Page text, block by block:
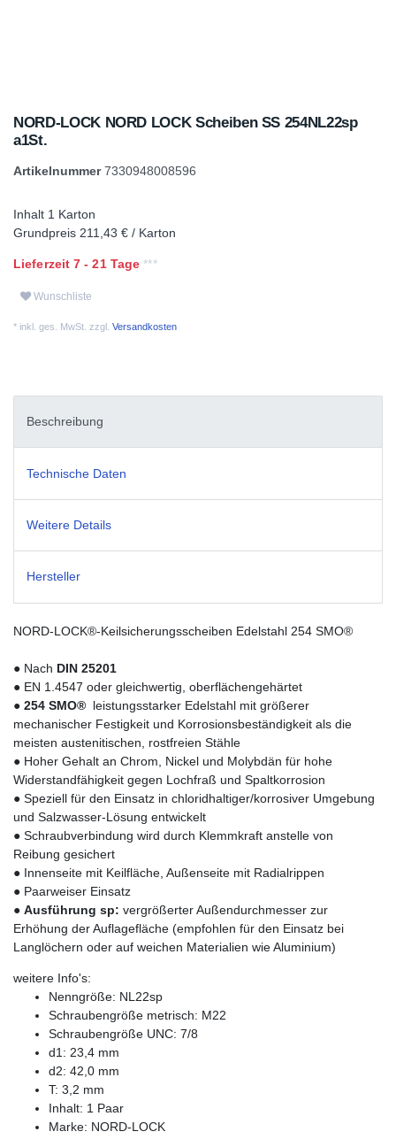
NORD-LOCK NORD LOCK Scheiben SS 254NL22sp
a1St.
Artikelnummer7330948008596
Inhalt 1 Karton
Grundpreis 211,43 € / Karton
Lieferzeit 7 - 21 Tage
Wunschliste
* inkl. ges. MwSt. zzgl. Versandkosten
Beschreibung
Technische Daten
Weitere Details
Hersteller
NORD-LOCK®-Keilsicherungsscheiben Edelstahl 254 SMO®
● Nach DIN 25201
● EN 1.4547 oder gleichwertig, oberflächengehärtet
● 254 SMO®  leistungsstarker Edelstahl mit größerer
mechanischer Festigkeit und Korrosionsbeständigkeit als die
meisten austenitischen, rostfreien Stähle
● Hoher Gehalt an Chrom, Nickel und Molybdän für hohe
Widerstandfähigkeit gegen Lochfraß und Spaltkorrosion
● Speziell für den Einsatz in chloridhaltiger/korrosiver Umgebung
und Salzwasser-Lösung entwickelt
● Schraubverbindung wird durch Klemmkraft anstelle von
Reibung gesichert
● Innenseite mit Keilfläche, Außenseite mit Radialrippen
● Paarweiser Einsatz
● Ausführung sp: vergrößerter Außendurchmesser zur
Erhöhung der Auflagefläche (empfohlen für den Einsatz bei
Langlöchern oder auf weichen Materialien wie Aluminium)
weitere Info's:
Nenngröße: NL22sp
Schraubengröße metrisch: M22
Schraubengröße UNC: 7/8
d1: 23,4 mm
d2: 42,0 mm
T: 3,2 mm
Inhalt: 1 Paar
Marke: NORD-LOCK